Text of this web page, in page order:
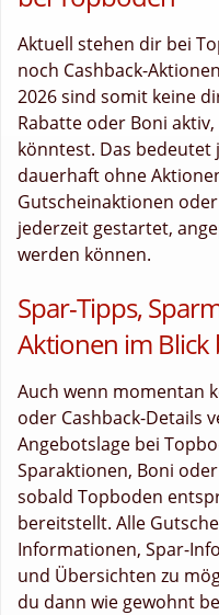
Aktuell stehen dir bei
noch Cashback-
2026 sind somit keine
Rabatte oder Boni
könntest. Das bedeutet
dauerhaft ohne
Gutscheinaktionen
jederzeit gestartet,
werden können.
Spar-Tipps,
Aktionen im Blick
Auch wenn momentan
oder Cashback-Details
Angebotslage bei
Sparaktionen, Boni
sobald Topboden
bereitstellt. Alle
Informationen, Spar-
und Übersichten zu
du dann wie gewohnt